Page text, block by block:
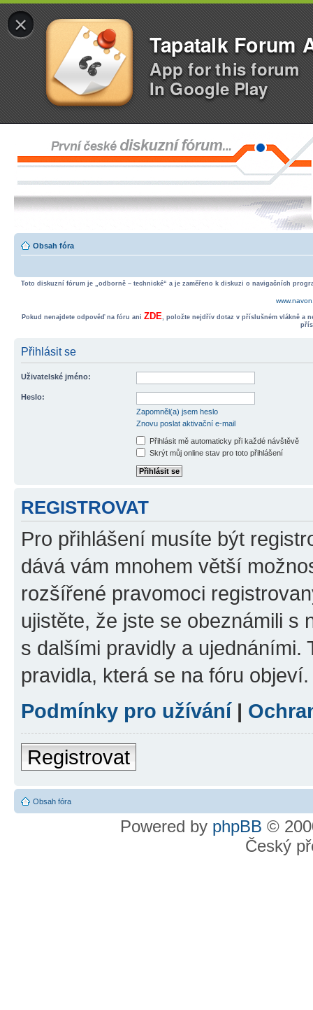
×
Tapatalk Forum
App for this forum
In Google Play
Obsah fóra
Toto diskuzní fórum je „odborně – technické“ a je zaměřeno k diskuzi o navigačních
Pokud nenajdete odpověď na fóru ani ZDE, položte nejdřív dotaz v příslušném vlákně a
Přihlásit se
Uživatelské jméno:
Heslo:
Zapomněl(a) jsem heslo
Znovu poslat aktivační e-mail
Přihlásit mě automaticky při každé návštěvě
Skrýt můj online stav pro toto přihlášení
REGISTROVAT
Pro přihlášení musíte být
dává vám mnohem větší
rozšířené pravomoci
ujistěte, že jste se obeznámili s
s dalšími pravidly a ujednáními.
pravidla, která se na fóru objeví.
Podmínky pro užívání|
Registrovat
Obsah fóra
Powered by phpBB ©
Český